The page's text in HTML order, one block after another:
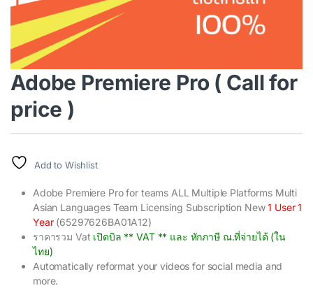
Adobe Premiere Pro ( Call for
price )
Add to Wishlist
Adobe Premiere Pro for teams ALL Multiple Platforms Multi
Asian Languages Team Licensing Subscription New1 User 1
Year (65297626BA01A12)
ราคารวม Vat เปิดบิล ** VAT ** และ หักภาษี ณ.ที่จ่ายได้ (ใน
ไทย)
Automatically reformat your videos for social media and
more.